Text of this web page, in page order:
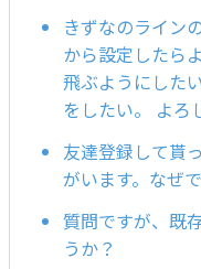
きずなのライン
から設定したら
飛ぶようにした
をしたい。 よろ
友達登録して貰
がいます。なぜ
質問ですが、既
うか？